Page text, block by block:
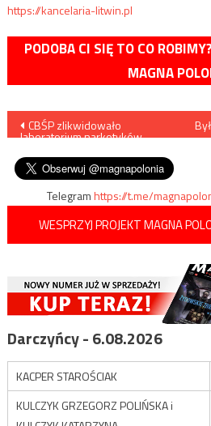
https://kancelaria-litwin.pl
PODOBA CI SIĘ TO CO
MAGNA
Nawigacja
wpisu
CBŚP zlikwidowało
laboratorium narkotyków
Telegramhttps://t.me/
WESPRZYJ PROJEKT MAGNA
Darczyńcy - 6.08.2026
KACPER STAROŚCIAK
KULCZYK GRZEGORZ POLIŃSKA i